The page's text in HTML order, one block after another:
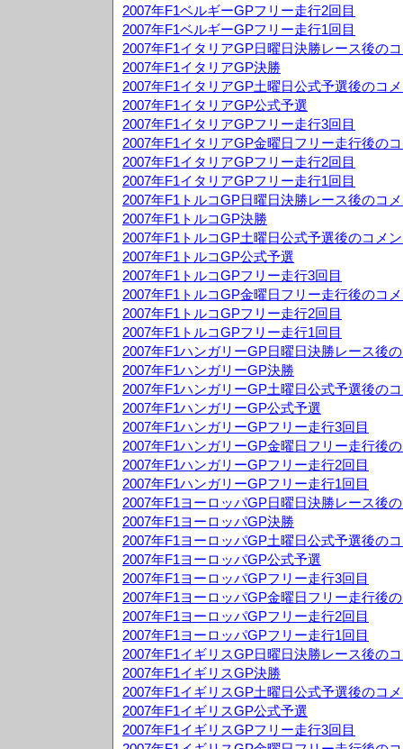
2007年F1ベルギーGPフリー走行2回目
2007年F1ベルギーGPフリー走行1回目
2007年F1イタリアGP日曜日決勝レース後の
2007年F1イタリアGP決勝
2007年F1イタリアGP土曜日公式予選後のコ
2007年F1イタリアGP公式予選
2007年F1イタリアGPフリー走行3回目
2007年F1イタリアGP金曜日フリー走行後の
2007年F1イタリアGPフリー走行2回目
2007年F1イタリアGPフリー走行1回目
2007年F1トルコGP日曜日決勝レース後のコ
2007年F1トルコGP決勝
2007年F1トルコGP土曜日公式予選後のコメ
2007年F1トルコGP公式予選
2007年F1トルコGPフリー走行3回目
2007年F1トルコGP金曜日フリー走行後のコ
2007年F1トルコGPフリー走行2回目
2007年F1トルコGPフリー走行1回目
2007年F1ハンガリーGP日曜日決勝レース後
2007年F1ハンガリーGP決勝
2007年F1ハンガリーGP土曜日公式予選後の
2007年F1ハンガリーGP公式予選
2007年F1ハンガリーGPフリー走行3回目
2007年F1ハンガリーGP金曜日フリー走行後
2007年F1ハンガリーGPフリー走行2回目
2007年F1ハンガリーGPフリー走行1回目
2007年F1ヨーロッパGP日曜日決勝レース後
2007年F1ヨーロッパGP決勝
2007年F1ヨーロッパGP土曜日公式予選後の
2007年F1ヨーロッパGP公式予選
2007年F1ヨーロッパGPフリー走行3回目
2007年F1ヨーロッパGP金曜日フリー走行後
2007年F1ヨーロッパGPフリー走行2回目
2007年F1ヨーロッパGPフリー走行1回目
2007年F1イギリスGP日曜日決勝レース後の
2007年F1イギリスGP決勝
2007年F1イギリスGP土曜日公式予選後のコ
2007年F1イギリスGP公式予選
2007年F1イギリスGPフリー走行3回目